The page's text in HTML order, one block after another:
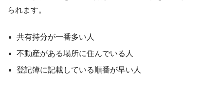
られます。
共有持分が一番多い人
不動産がある場所に住んでいる人
登記簿に記載している順番が早い人